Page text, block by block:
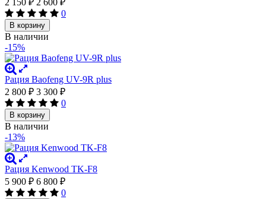
0
В корзину
В наличии
-15%
Рация Baofeng UV-9R plus
2 800 ₽ 3 300 ₽
0
В корзину
В наличии
-13%
Рация Kenwood TK-F8
5 900 ₽ 6 800 ₽
0